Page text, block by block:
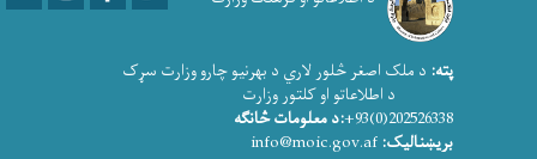
پته: د ملک اصغر څلور لاري د بهرنیو چارو وزارت سړک
د اطلاعاتو او کلتور وزارت
202526338(0)93+
:د معلومات څانګه
بریښنالیک: info@moic.gov.af